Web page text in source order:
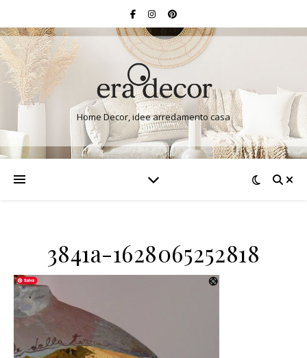
Home Decor, idee arredamento casa
3841a-1628065252818